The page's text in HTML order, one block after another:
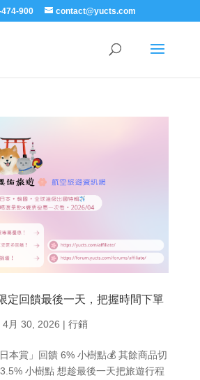
900 contact@yucts.com
定回饋最後一天，把握時間下單
4月 30, 2026 | 行銷
本賞」回饋 6% 小樹點💰 其餘商品切
小樹點 想趁最後一天把旅遊行程